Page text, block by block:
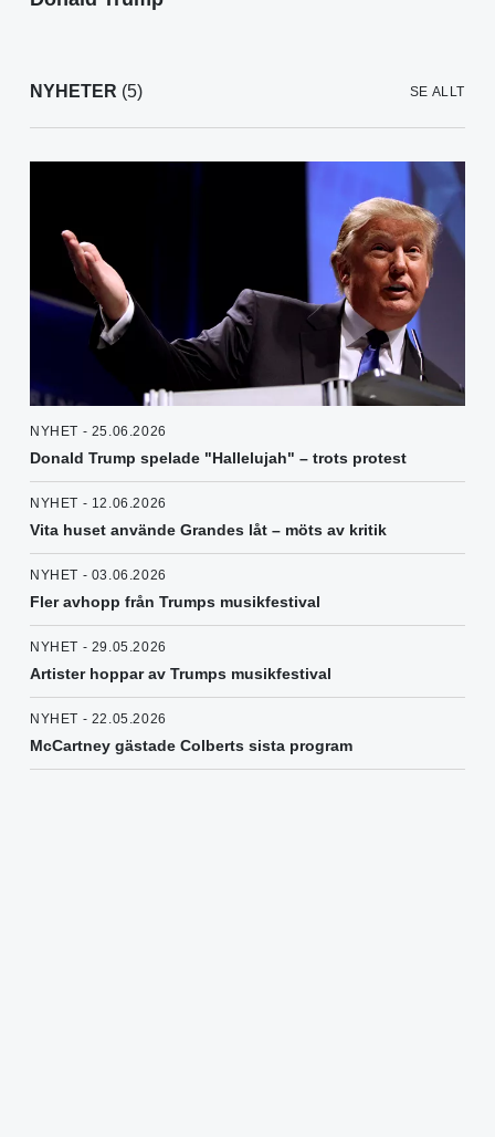
NYHETER (5) SE ALLT
NYHET - 25.06.2026
Donald Trump spelade "Hallelujah" – trots protest
NYHET - 12.06.2026
Vita huset använde Grandes låt – möts av kritik
NYHET - 03.06.2026
Fler avhopp från Trumps musikfestival
NYHET - 29.05.2026
Artister hoppar av Trumps musikfestival
NYHET - 22.05.2026
McCartney gästade Colberts sista program